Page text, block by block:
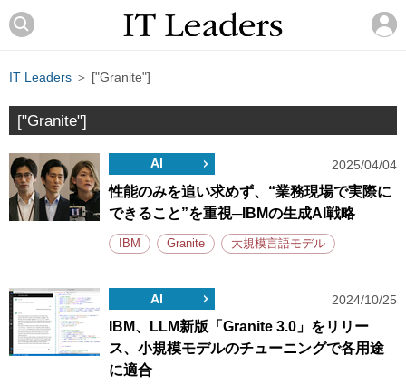
IT Leaders ＞ ["Granite"]
["Granite"]
AI 2025/04/04
性能のみを追い求めず、“業務現場で実際に
できること”を重視─IBMの生成AI戦略
IBM Granite 大規模言語モデル
AI 2024/10/25
IBM、LLM新版「Granite 3.0」をリリー
ス、小規模モデルのチューニングで各用途
に適合